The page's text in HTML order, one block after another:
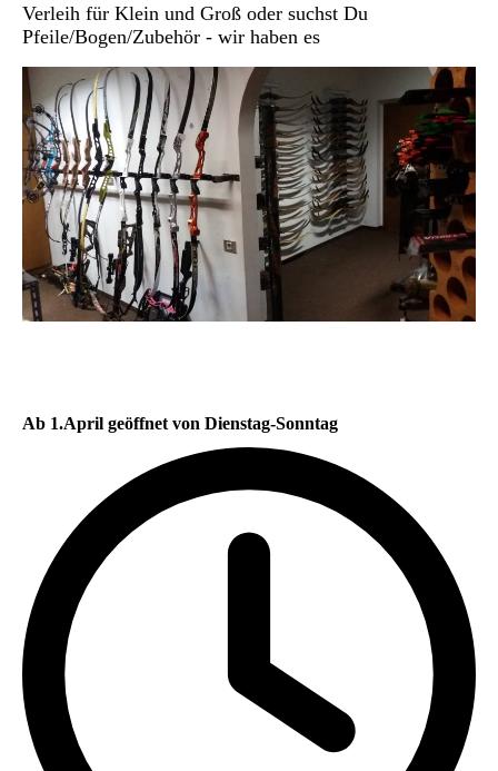
Verleih für Klein und Groß oder suchst Du
Pfeile/Bogen/Zubehör - wir haben es
Ab 1.April geöffnet von Dienstag-Sonntag